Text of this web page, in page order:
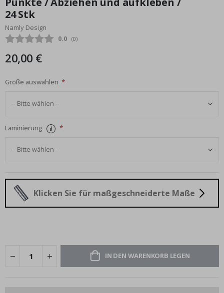
Bildgalerie
springen
24 Stk
Namly Design
Durchschnittliche Bewertung:
0.0 (abgegebene bewertungen:
0)
20,00 €
Größe auswählen
Laminierung
Klicken Sie für maßgeschneiderte Maße
IN DEN WARENKORB LEGEN